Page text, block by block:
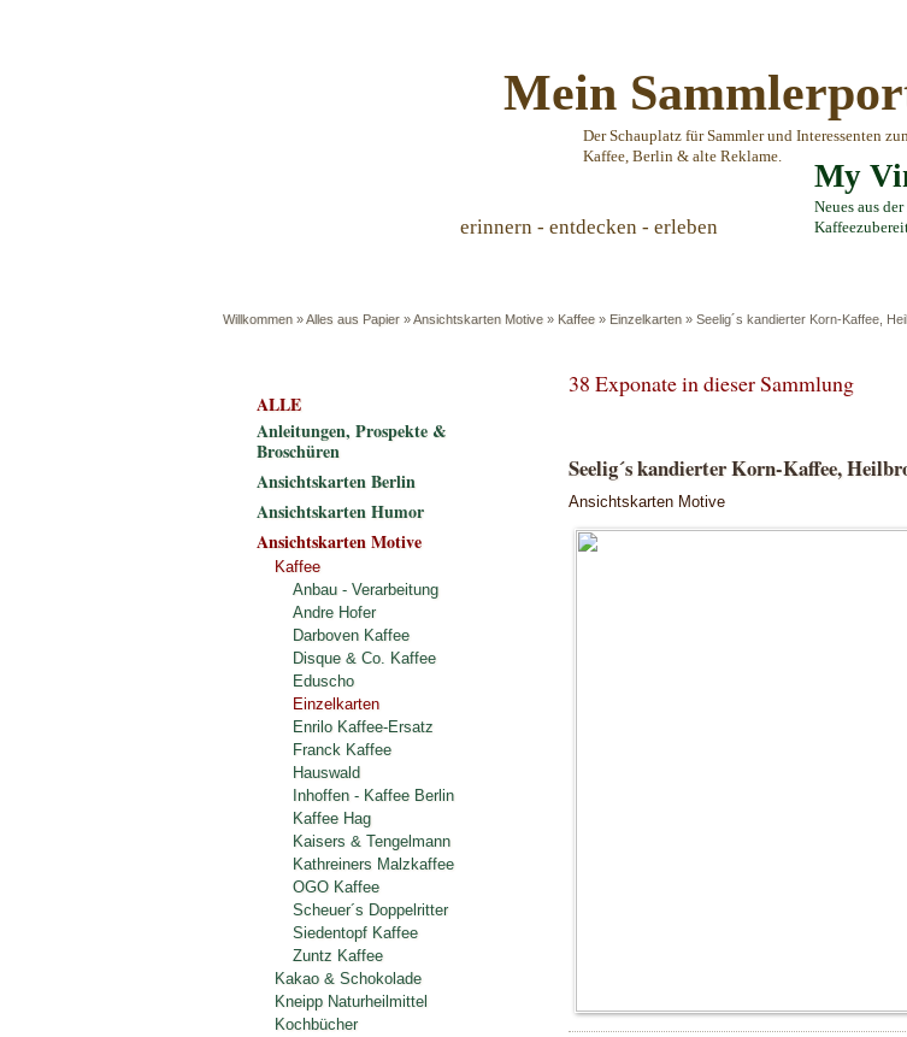
Mein
Der Schauplatz für Sammler und Interessenten
Kaffee, Berlin & alte Reklame.
My
Neues aus
erinnern - entdecken - erleben
Willkommen »Alles aus Papier »Ansichtskarten Motive » Kaffee » Einzelkarten » Seelig´s kandierter Korn-Kaffee,
38 Exponate in dieser Sammlung
Seelig´s kandierter Korn-Kaffee,
Ansichtskarten Motive
ALLE
Anleitungen, Prospekte &
Broschüren
Ansichtskarten Berlin
Ansichtskarten Humor
Ansichtskarten Motive
Kaffee
Anbau - Verarbeitung
Andre Hofer
Darboven Kaffee
Disque & Co. Kaffee
Eduscho
Einzelkarten
Enrilo Kaffee-Ersatz
Franck Kaffee
Hauswald
Inhoffen - Kaffee Berlin
Kaffee Hag
Kaisers & Tengelmann
Kathreiners Malzkaffee
OGO Kaffee
Scheuer´s Doppelritter
Siedentopf Kaffee
Zuntz Kaffee
Kakao & Schokolade
Kneipp Naturheilmittel
Kochbücher